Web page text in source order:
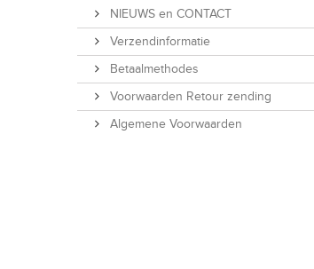
NIEUWS en CONTACT
Verzendinformatie
Betaalmethodes
Voorwaarden Retour zending
Algemene Voorwaarden